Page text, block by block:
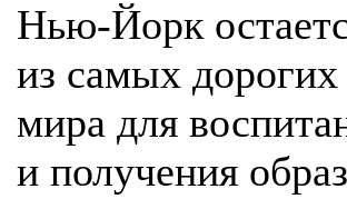
Нью-Йорк
из самых дорогих
мира для
и получения